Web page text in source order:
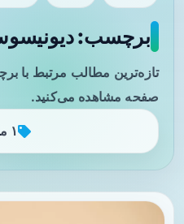
برچسب:
تازه‌ترین مطالب مرتبط با
صفحه مشاهده می‌کنید.
۱ مطلب